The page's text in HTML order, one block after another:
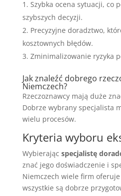
Szybka ocena sytuacji, co
szybszych decyzji.
Precyzyjne doradztwo,
kosztownych błędów.
Zminimalizowanie ryzyka
Jak znaleźć dobrego
Niemczech?
Rzeczoznawcy mają duże
Dobrze wybrany specjalista
wielu procesów.
Kryteria wyboru
Wybierając specjalistę
znać jego doświadczenie i
Niemczech wiele firm oferuje
wszystkie są dobrze